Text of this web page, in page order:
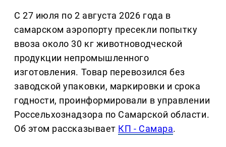
С 27 июля по 2 августа 2026 года в
самарском аэропорту пресекли попытку
ввоза около 30 кг животноводческой
продукции непромышленного
изготовления. Товар перевозился без
заводской упаковки, маркировки и срока
годности, проинформировали в управлении
Россельхознадзора по Самарской области.
Об этом рассказывает КП - Самара.